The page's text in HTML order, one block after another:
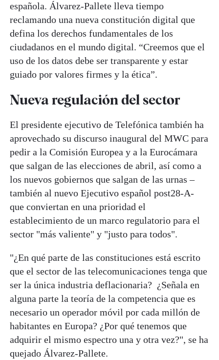
española. Álvarez-Pallete lleva tiempo
reclamando una nueva constitución digital que
defina los derechos fundamentales de los
ciudadanos en el mundo digital. “Creemos que el
uso de los datos debe ser transparente y estar
guiado por valores firmes y la ética”.
Nueva regulación del sector
El presidente ejecutivo de Telefónica también ha
aprovechado su discurso inaugural del MWC para
pedir a la Comisión Europea y a la Eurocámara
que salgan de las elecciones de abril, así como a
los nuevos gobiernos que salgan de las urnas –
también al nuevo Ejecutivo español post28-A-
que conviertan en una prioridad el
establecimiento de un marco regulatorio para el
sector "más valiente" y "justo para todos".
"¿En qué parte de las constituciones está escrito
que el sector de las telecomunicaciones tenga que
ser la única industria deflacionaria? ¿Señala en
alguna parte la teoría de la competencia que es
necesario un operador móvil por cada millón de
habitantes en Europa? ¿Por qué tenemos que
adquirir el mismo espectro una y otra vez?", se ha
quejado Álvarez-Pallete.